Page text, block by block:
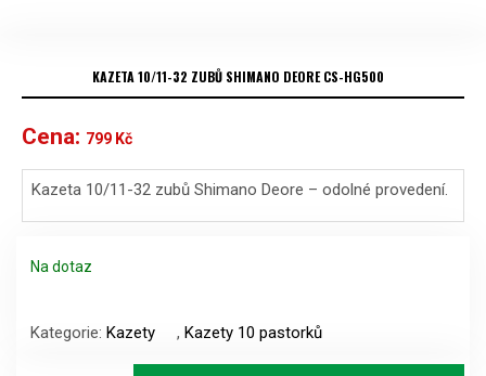
KAZETA 10/11-32 ZUBŮ SHIMANO DEORE CS-HG500
Cena: 799 Kč
Kazeta 10/11-32 zubů Shimano Deore – odolné provedení.
Na dotaz
10/11-
32
Kategorie: Kazety , Kazety 10 pastorků